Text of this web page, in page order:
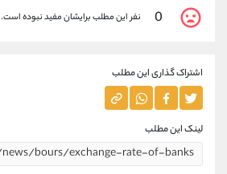
0 نفر این مطلب برایشان مفید نبوده است.
اشتراک گذاری این مطلب
لینک این مطلب